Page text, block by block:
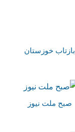
بازتاب خوزستان
صبح ملت نیوز